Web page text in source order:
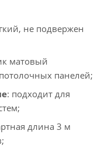
не подвержен
матовый
панелей;
: подходит для
длина 3 м